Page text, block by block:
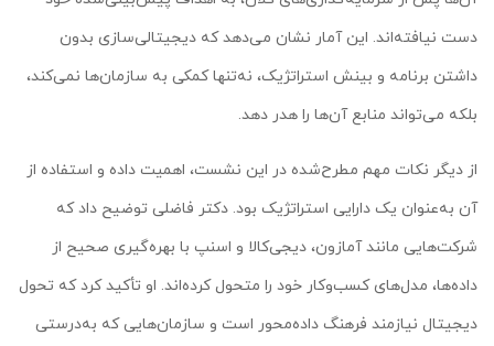
دست نیافته‌اند. این آمار نشان می‌دهد که دیجیتالی‌سازی بدون
داشتن برنامه و بینش استراتژیک، نه‌تنها کمکی به سازمان‌ها نمی‌کند،
بلکه می‌تواند منابع آن‌ها را هدر دهد.
از دیگر نکات مهم مطرح‌شده در این نشست، اهمیت داده و استفاده از
آن به‌عنوان یک دارایی استراتژیک بود. دکتر فاضلی توضیح داد که
شرکت‌هایی مانند آمازون، دیجی‌کالا و اسنپ با بهره‌گیری صحیح از
داده‌ها، مدل‌های کسب‌وکار خود را متحول کرده‌اند. او تأکید کرد که تحول
دیجیتال نیازمند فرهنگ داده‌محور است و سازمان‌هایی که به‌درستی